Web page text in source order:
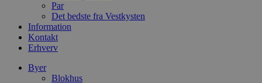
Par
Det bedste fra Vestkysten
Information
Kontakt
Erhverv
Byer
Blokhus